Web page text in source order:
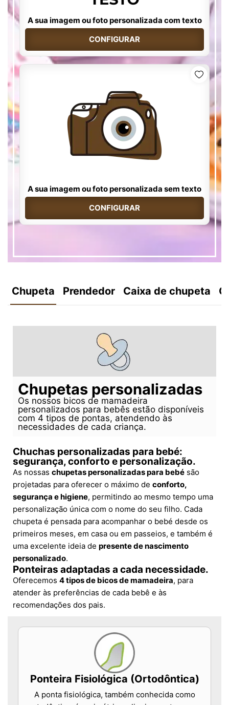
A sua imagem ou foto personalizada com texto
CONFIGURAR
A sua imagem ou foto personalizada sem texto
CONFIGURAR
Chupeta Prendedor Caixa de chupeta
Chupetas personalizadas
Os nossos bicos de mamadeira
personalizados para bebês estão disponíveis
com 4 tipos de pontas, atendendo às
necessidades de cada criança.
Chuchas personalizadas para bebé:
segurança, conforto e personalização.
As nossas chupetas personalizadas para bebé são
projetadas para oferecer o máximo de conforto,
segurança e higiene, permitindo ao mesmo tempo uma
personalização única com o nome do seu filho. Cada
chupeta é pensada para acompanhar o bebé desde os
primeiros meses, em casa ou em passeios, e também é
uma excelente ideia de presente de nascimento
personalizado.
Ponteiras adaptadas a cada necessidade.
Oferecemos 4 tipos de bicos de mamadeira, para
atender às preferências de cada bebê e às
recomendações dos pais.
Ponteira Fisiológica (Ortodôntica)
A ponta fisiológica, também conhecida como